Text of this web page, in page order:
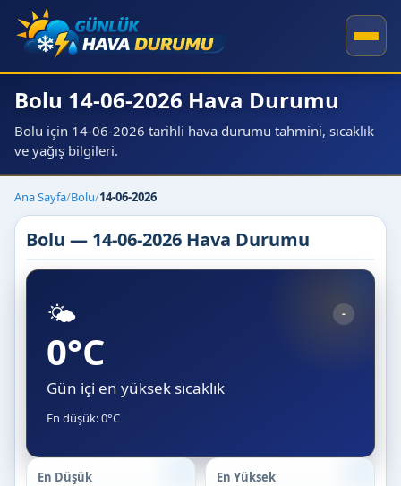
Bolu 14-06-2026 Hava Durumu
Bolu için 14-06-2026 tarihli hava durumu tahmini, sıcaklık
ve yağış bilgileri.
Ana Sayfa/Bolu/14-06-2026
Bolu — 14-06-2026 Hava Durumu
🌤️ -
0°C
Gün içi en yüksek sıcaklık
En düşük: 0°C
En Düşük En Yüksek